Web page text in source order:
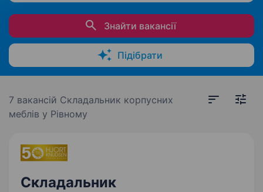
Знайти вакансії
Підібрати
7 вакансій Складальник корпусних
меблів у Рівному
Складальник